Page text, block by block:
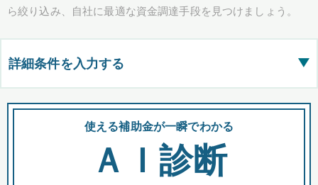
ら絞り込み、自社に最適な資金調達手段を見つけましょう。
詳細条件を入力する ▶
都道府県
全国の検索結果を含めて表示
使える補助金が一瞬でわかる
ＡＩ診断